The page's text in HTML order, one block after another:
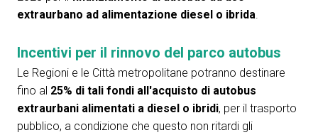
AREA RISERVATA VISITATORI
person
extraurbano ad alimentazione diesel o ibrida.
Incentivi per il rinnovo del parco autobus
Le Regioni e le Città metropolitane potranno destinare
fino al 25% di tali fondi all'acquisto di autobus
extraurbani alimentati a diesel o ibridi, per il trasporto
pubblico, a condizione che questo non ritardi gli